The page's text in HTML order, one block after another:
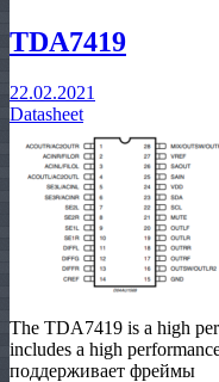
TDA7419
22.02.2021
Datasheet
The TDA7419 is a high
includes a high
поддерживает фреймы